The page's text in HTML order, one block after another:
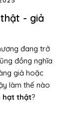
- giả
đang trở
đồng nghĩa
giả hoặc
làm thế nào
hạt thật?